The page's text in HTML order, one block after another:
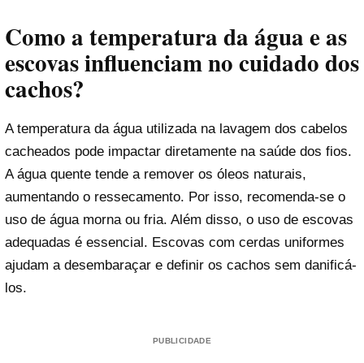
Como a temperatura da água e as
escovas influenciam no cuidado dos
cachos?
A temperatura da água utilizada na lavagem dos cabelos
cacheados pode impactar diretamente na saúde dos fios.
A água quente tende a remover os óleos naturais,
aumentando o ressecamento. Por isso, recomenda-se o
uso de água morna ou fria. Além disso, o uso de escovas
adequadas é essencial. Escovas com cerdas uniformes
ajudam a desembaraçar e definir os cachos sem danificá-
los.
PUBLICIDADE